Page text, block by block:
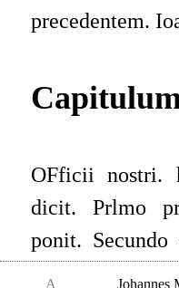
precedentem.
OFficii nostri.
dicit. Prlmo
ponit.
A Johannes